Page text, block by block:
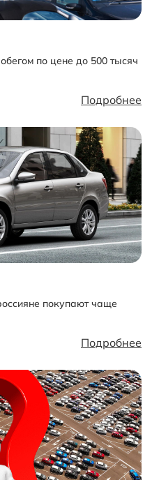
по цене до 500 тысяч
Подробнее
покупают чаще
Подробнее